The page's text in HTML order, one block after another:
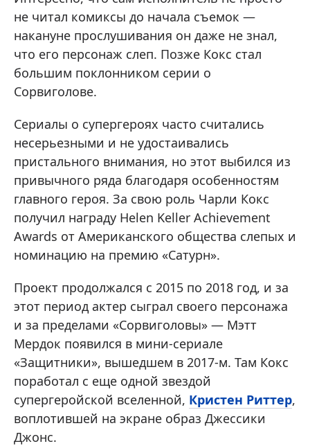
не читал комиксы до начала съемок —
накануне прослушивания он даже не знал,
что его персонаж слеп. Позже Кокс стал
большим поклонником серии о
Сорвиголове.
Сериалы о супергероях часто считались
несерьезными и не удостаивались
пристального внимания, но этот выбился из
привычного ряда благодаря особенностям
главного героя. За свою роль Чарли Кокс
получил награду Helen Keller Achievement
Awards от Американского общества слепых и
номинацию на премию «Сатурн».
Проект продолжался с 2015 по 2018 год, и за
этот период актер сыграл своего персонажа
и за пределами «Сорвиголовы» — Мэтт
Мердок появился в мини-сериале
«Защитники», вышедшем в 2017-м. Там Кокс
поработал с еще одной звездой
супергеройской вселенной, Кристен Риттер,
воплотившей на экране образ Джессики
Джонс.